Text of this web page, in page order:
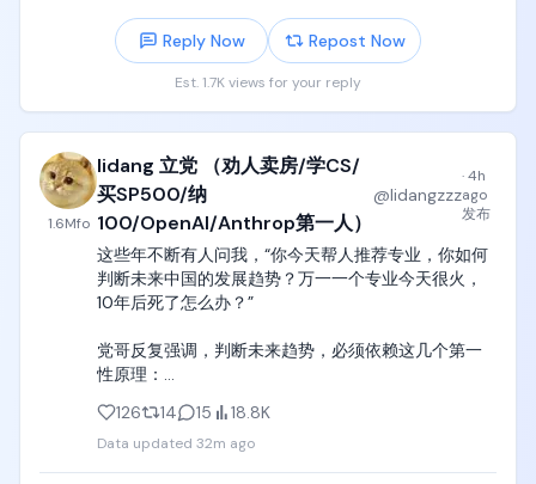
阅套餐，也能直接把现有账号连接到平台上，直接用
原有订阅额度，不会产生任何额外的代币扣费。
整个平台一套体系就能覆盖所有使用场景，用户对自
己的智能体项目拥有完全的控制权，全程没有任何锁
定约束，想换模型、换计费方式随时都能调整，完全
不用被平台的固定规则绑死。现在新用户直接去
ClawUp官网就能免费开启体验，平台自带试用期和赠
送的初始积分，上手的时候可以自由选择OpenClaw或
者Hermes运行时，挑好适合自己的模型使用方案之后
就能直接启动项目，全程用更合理的成本搭建出运行
效果更好的AI智能体。
的关键节点上，解决了当前绝大多数开发者和中小团
队做智能体时最头疼的成本不可控、模型选择不灵活
的痛点。它没有去跟风做自己的大模型，而是聚焦在
模型调度和用户自主权这个被很多人忽略的核心环
节，刚好切中了2026年行业变革的核心方向。随着后
续多模型协同的模式成为行业标配，ClawUp的用户覆
Reply Now Repost Now
Est. 1.7K views for your reply
1.6Mfo
lidang 立党 （劝人卖房/学CS/
买SP500/纳
100/OpenAI/Anthrop第一人）
@lidangzzz
·4h
ago
发布
这些年不断有人问我，“你今天帮人推荐专业，你如何
判断未来中国的发展趋势？万一一个专业今天很火，
10年后死了怎么办？”
党哥反复强调，判断未来趋势，必须依赖这几个第一
性原理：
1. 看中国当今的产业结构。第一大块就是外贸制造业，
其中机电产品占比60%，机电产品就是中国第一大挣
钱行业。
126 14 15 18.8K
Data updated 32m ago